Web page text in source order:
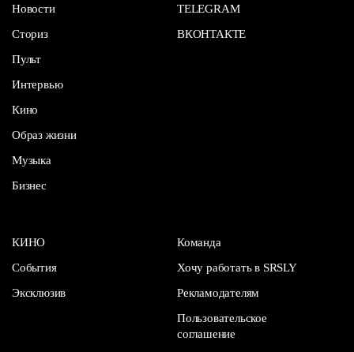
Новости
Сториз
Пульт
Интервью
Кино
Образ жизни
Музыка
Бизнес
TELEGRAM
ВКОНТАКТЕ
КИНО
События
Эксклюзив
Команда
Хочу работать в SRSLY
Рекламодателям
Пользовательское
соглашение